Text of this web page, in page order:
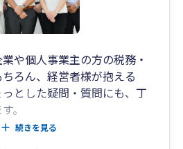
や個人事業主の方の税務・
ろん、経営者様が抱える
とした疑問・質問にも、丁
。
談にも対応しております。
続きを見る